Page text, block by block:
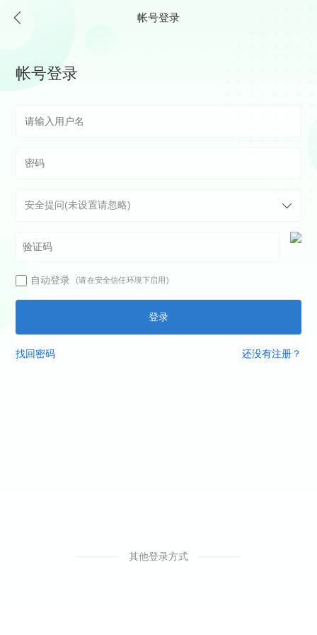
帐号登录
帐号登录
自动登录 (请在安全信任环境下启用)
登录
找回密码 还没有注册？
其他登录方式